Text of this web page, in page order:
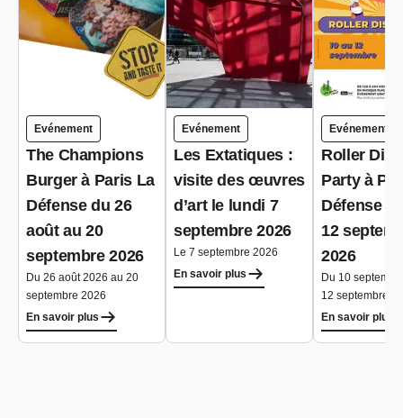
Evénement
The Champions
Burger à Paris La
Défense du 26
août au 20
septembre 2026
Du 26 août 2026 au 20
septembre 2026
En savoir plus
Evénement
Les Extatiques :
visite des œuvres
d’art le lundi 7
septembre 2026
Le 7 septembre 2026
En savoir plus
Evénement
Roller
Party à
Défense
12
2026
Du 10
12 septembre
En savoir plus